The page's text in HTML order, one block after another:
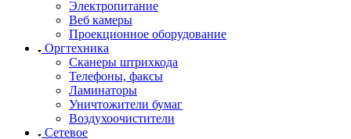
Электропитание
Веб камеры
Проекционное оборудование
Оргтехника
Сканеры штрихкода
Телефоны, факсы
Ламинаторы
Уничтожители бумаг
Воздухоочистители
Сетевое